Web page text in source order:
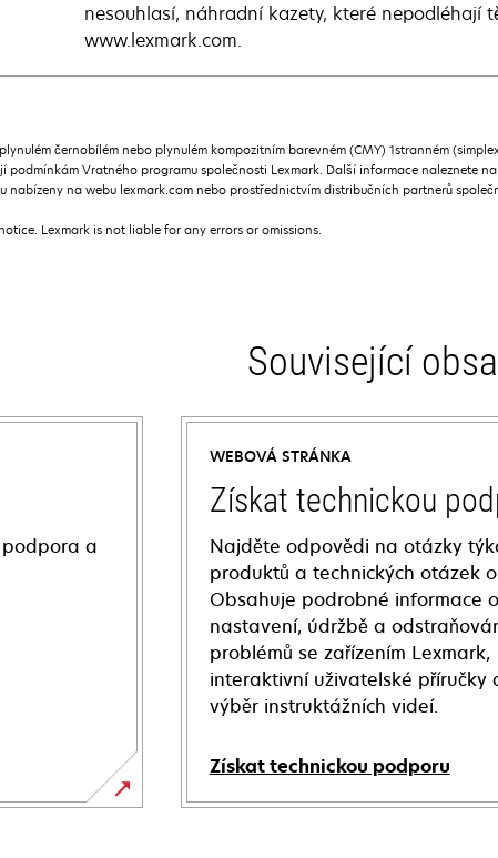
nesouhlasí, náhradní kazety, které nepodléhají
www.lexmark.com.
černobílém nebo plynulém kompozitním barevném (CMY) 1stranném
podmínkám Vratného programu společnosti Lexmark. Další informace naleznete
nabízeny na webu lexmark.com nebo prostřednictvím distribučních partnerů
Lexmark is not liable for any errors or omissions.
Související
a
WEBOVÁ STRÁNKA
Získat technickou
Najděte odpovědi na otázky
produktů a technických otázek
Obsahuje podrobné informace o
nastavení, údržbě a
problémů se zařízením Lexmark,
interaktivní uživatelské příručky
výběr instruktážních videí.
Získat technickou podporu
opens